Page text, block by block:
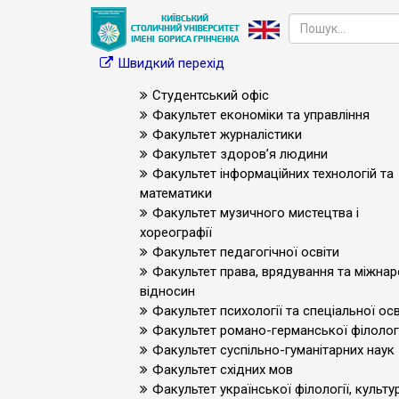
Швидкий перехід
Студентський офіс
Факультет економіки та управління
Факультет журналістики
Факультет здоров’я людини
Факультет інформаційних технологій та
математики
Факультет музичного мистецтва і
хореографії
Факультет педагогічної освіти
Факультет права, врядування та
відносин
Факультет психології та спеціальної
Факультет романо-германської
Факультет суспільно-гуманітарних наук
Факультет східних мов
Факультет української філології,